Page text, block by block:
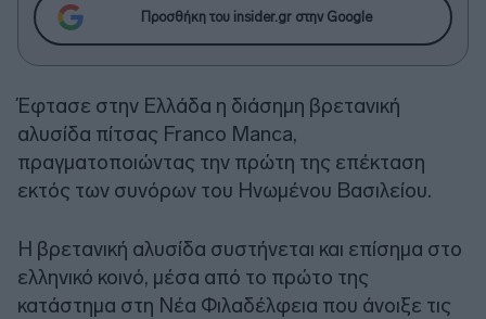
Προσθήκη του insider.gr στην Google
Έφτασε στην Ελλάδα η διάσημη βρετανική
αλυσίδα πίτσας Franco Manca,
πραγματοποιώντας την πρώτη της επέκταση
εκτός των συνόρων του Ηνωμένου Βασιλείου.
Η βρετανική αλυσίδα συστήνεται και επίσημα στο
ελληνικό κοινό, μέσα από το πρώτο της
κατάστημα στη Νέα Φιλαδέλφεια που άνοιξε τις